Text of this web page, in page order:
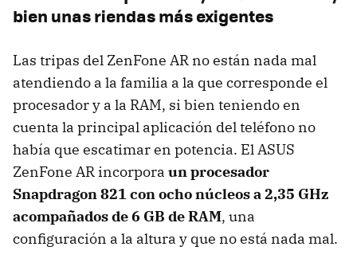
bien unas riendas más exigentes
Las tripas del ZenFone AR no están nada mal
atendiendo a la familia a la que corresponde el
procesador y a la RAM, si bien teniendo en
cuenta la principal aplicación del teléfono no
había que escatimar en potencia. El ASUS
ZenFone AR incorpora un procesador
Snapdragon 821 con ocho núcleos a 2,35 GHz
acompañados de 6 GB de RAM, una
configuración a la altura y que no está nada mal.